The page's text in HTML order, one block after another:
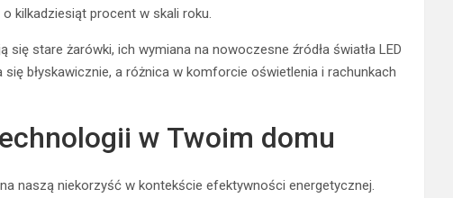
kilkadziesiąt procent w skali roku.
stare żarówki, ich wymiana na nowoczesne źródła światła LED
błyskawicznie, a różnica w komforcie oświetlenia i rachunkach
w Twoim domu
naszą niekorzyść w kontekście efektywności energetycznej.